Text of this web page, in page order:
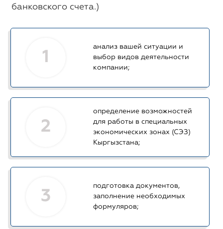
банковского счета.)
анализ вашей ситуации и
выбор видов деятельности
компании;
1
2
определение возможностей
для работы в специальных
экономических зонах (СЭЗ)
Кыргызстана;
подготовка документов,
заполнение необходимых
формуляров;
3